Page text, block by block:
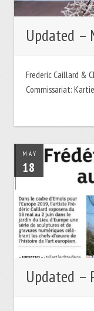
Updated –
Frederic Caillard &
Commissariat:
MAY
18
Updated –